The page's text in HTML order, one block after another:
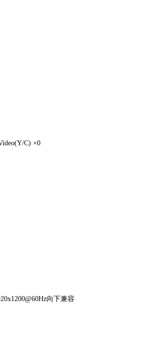
C) ×0
向下兼容